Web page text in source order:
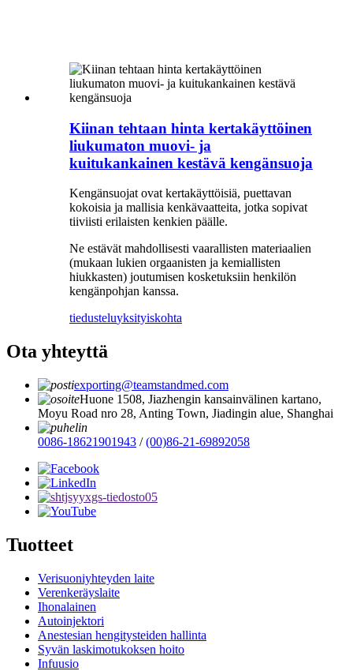
Kiinan tehtaan hinta kertakäyttöinen
liukumaton muovi- ja
kuitukankainen kestävä kengänsuoja
Kengänsuojat ovat kertakäyttöisiä, puettavan
kokoisia ja mallisia kenkävaatteita, jotka sopivat
tiiviisti erilaisten kenkien päälle.
Ne estävät mahdollisesti vaarallisten materiaalien
(mukaan lukien orgaanisten ja kemiallisten
hiukkasten) joutumisen kosketuksiin henkilön
kengänpohjan kanssa.
tiedusteluyksityiskohta
Ota yhteyttä
exporting@teamstandmed.com
Huone 1508, Jiazhengin kansainvälinen kartano,
Moyu Road nro 28, Anting Town, Jiadingin alue, Shanghai
0086-18621901943 /(00)86-21-69892058
Tuotteet
Verisuoniyhteyden laite
Verenkeräyslaite
Ihonalainen
Autoinjektori
Anestesian hengitysteiden hallinta
Syvän laskimotukoksen hoito
Infuusio